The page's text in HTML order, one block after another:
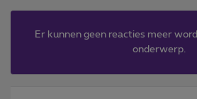
Er kunnen geen reacties meer
onderwerp.